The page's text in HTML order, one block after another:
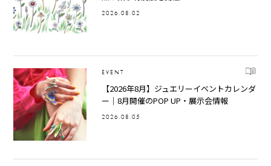
2026.08.02
EVENT
【2026年8月】ジュエリーイベントカレンダ
ー｜8月開催のPOP UP・展示会情報
2026.08.05